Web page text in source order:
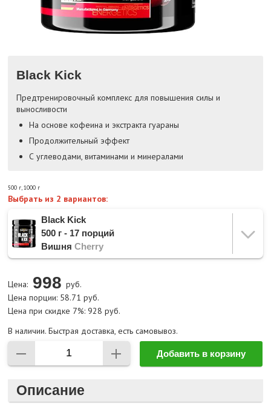
Black Kick
Предтренировочный комплекс для повышения силы и
выносливости
На основе кофеина и экстракта гуараны
Продолжительный эффект
С углеводами, витаминами и минералами
500 г,1000 г
Выбрать из 2 вариантов:
Black Kick
500 г - 17 порций
ВишняCherry
Цена: 998 руб.
Цена порции: 58.71 руб.
Цена при скидке 7%: 928 руб.
В наличии. Быстрая доставка, есть самовывоз.
Добавить в корзину
Описание